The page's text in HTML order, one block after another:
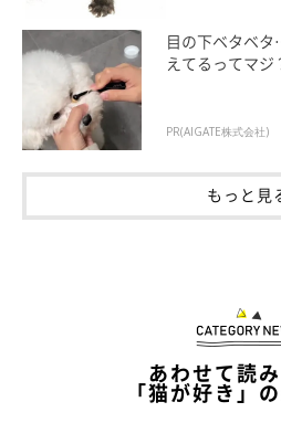
でもね、君らの足はインテリアの猫
フモフで中身は細い足、ライオンの
リと短い足、どの足もぜ〜んぶ大好
目の下ベタベ
えてるってマジ
PR(AIGATE株式会社)
もっと見
あわせて読
「猫が好き」